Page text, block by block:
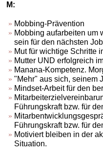
M:
Mobbing-Prävention
Mobbing aufarbeiten um
sein für den nächsten Job
Mut für wichtige Schritte
Mutter UND erfolgreich
Manana-Kompetenz.
"Mehr" aus sich, seinem
Mindset-Arbeit für den
Führungskraft bzw. für
Führungskraft bzw. für
Motiviert bleiben in der
Situation.